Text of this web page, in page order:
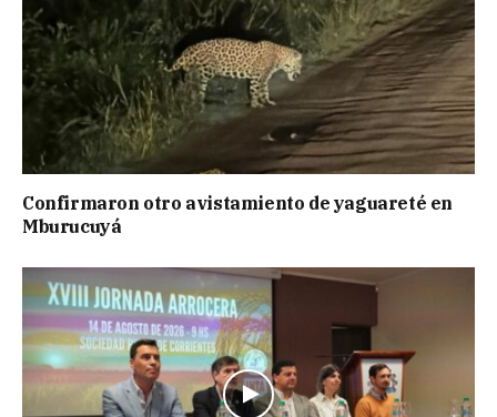
Confirmaron otro avistamiento de yaguareté en
Mburucuyá